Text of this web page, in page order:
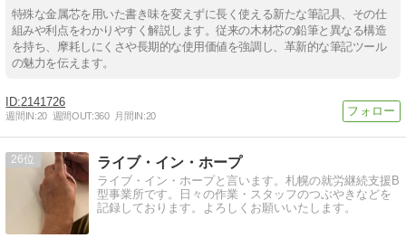
特殊な金属芯を用いた書き味を変えずに長く使える新たな筆記具、その仕
組みや利点をわかりやすく解説します。従来の木材芯の鉛筆と異なる構造
を持ち、摩耗しにくさや長期的な使用価値を強調し、革新的な筆記ツール
の魅力を伝えます。
2141726
週間IN:20 週間OUT:360 月間IN:20
26 ライブ・イン・ホープ
ライブ・イン・ホープと言います。札幌の就労継続支援B
型事業所です。日々の作業・スタッフのつぶやきなどを
記録しております。よろしくお願いいたします。